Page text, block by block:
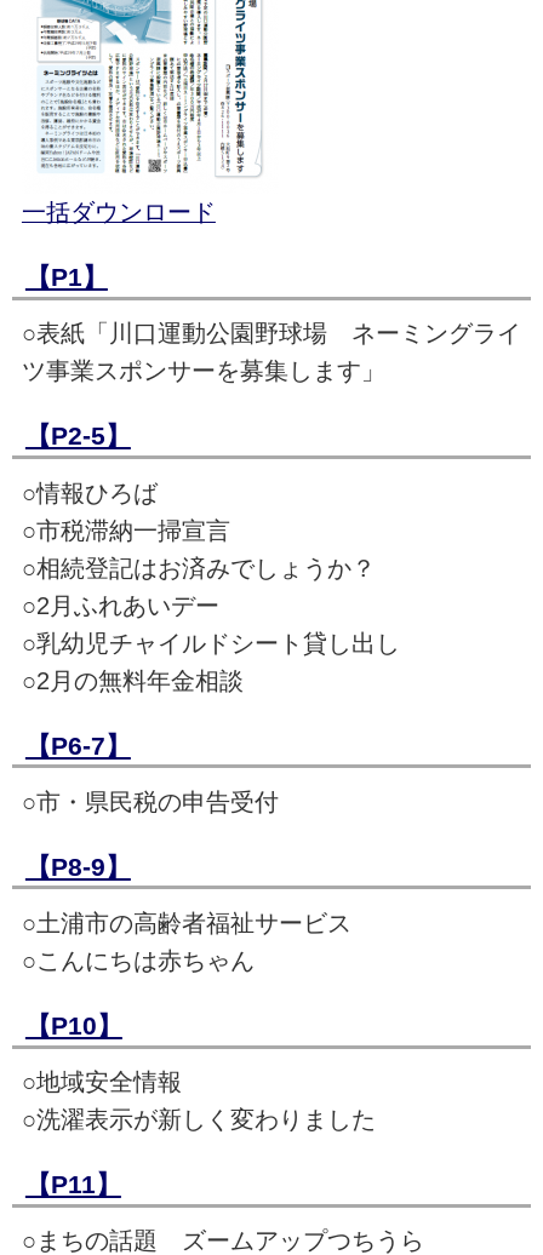
一括ダウンロード
【P1】
○表紙「川口運動公園野球場 ネーミングライ
ツ事業スポンサーを募集します」
【P2-5】
○情報ひろば
○市税滞納一掃宣言
○相続登記はお済みでしょうか？
○2月ふれあいデー
○乳幼児チャイルドシート貸し出し
○2月の無料年金相談
【P6-7】
○市・県民税の申告受付
【P8-9】
○土浦市の高齢者福祉サービス
○こんにちは赤ちゃん
【P10】
○地域安全情報
○洗濯表示が新しく変わりました
【P11】
○まちの話題 ズームアップつちうら